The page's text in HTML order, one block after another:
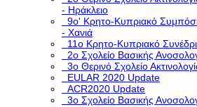
- Ηράκλειο
9ο' Κρητο-Κυπριακό
- Χανιά
11ο Κρητο-Κυπριακό
2o Σχολείο Βασικής
3o Θερινό Σχολείο
EULAR 2020 Update
ACR2020 Update
3ο Σχολείο Βασικής